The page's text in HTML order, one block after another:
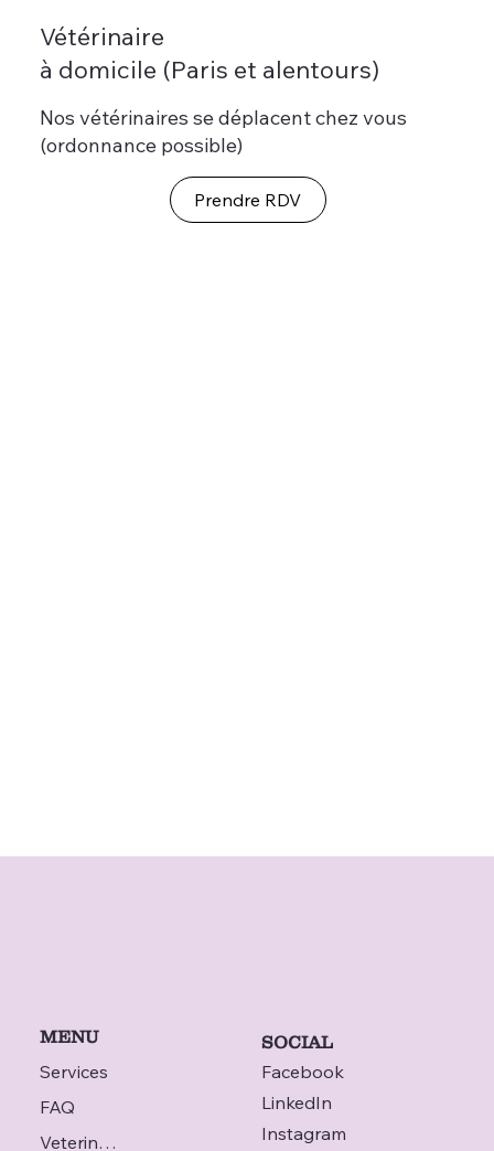
Vétérinaire
à domicile (Paris et alentours)
Nos vétérinaires se déplacent chez vous
(ordonnance possible)
Prendre RDV
MENU
Services
FAQ
Veterinarian
SOCIAL
Facebook
LinkedIn
Instagram